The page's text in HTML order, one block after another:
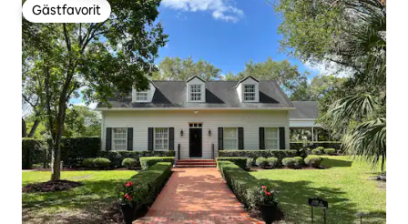
Gästfavorit
Gästfavorit